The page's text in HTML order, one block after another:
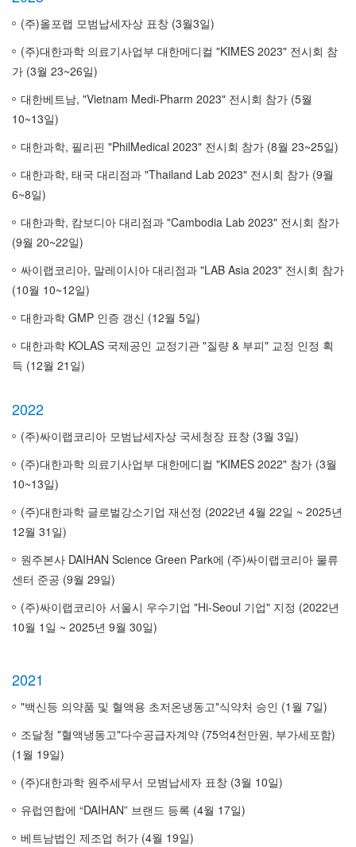
(주)올포랩 모범납세자상 표창 (3월3일)
(주)대한과학 의료기사업부 대한메디컬 "KIMES 2023" 전시회 참
가 (3월 23~26일)
대한베트남, "Vietnam Medi-Pharm 2023" 전시회 참가 (5월
10~13일)
대한과학, 필리핀 "PhilMedical 2023" 전시회 참가 (8월 23~25일)
대한과학, 태국 대리점과 "Thailand Lab 2023" 전시회 참가 (9월
6~8일)
대한과학, 캄보디아 대리점과 "Cambodia Lab 2023" 전시회 참가
(9월 20~22일)
싸이랩코리아, 말레이시아 대리점과 "LAB Asia 2023" 전시회 참가
(10월 10~12일)
대한과학 GMP 인증 갱신 (12월 5일)
대한과학 KOLAS 국제공인 교정기관 "질량 & 부피" 교정 인정 획
득 (12월 21일)
2022
(주)싸이랩코리아 모범납세자상 국세청장 표창 (3월 3일)
(주)대한과학 의료기사업부 대한메디컬 "KIMES 2022" 참가 (3월
10~13일)
(주)대한과학 글로벌강소기업 재선정 (2022년 4월 22일 ~ 2025년
12월 31일)
원주본사 DAIHAN Science Green Park에 (주)싸이랩코리아 물류
센터 준공 (9월 29일)
(주)싸이랩코리아 서울시 우수기업 "Hi-Seoul 기업" 지정 (2022년
10월 1일 ~ 2025년 9월 30일)
2021
"백신등 의약품 및 혈액용 초저온냉동고"식약처 승인 (1월 7일)
조달청 "혈액냉동고"다수공급자계약 (75억4천만원, 부가세포함)
(1월 19일)
(주)대한과학 원주세무서 모범납세자 표창 (3월 10일)
유럽연합에 “DAIHAN” 브랜드 등록 (4월 17일)
베트남법인 제조업 허가 (4월 19일)